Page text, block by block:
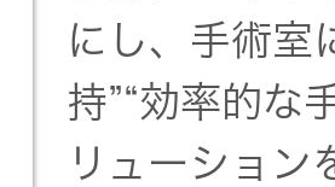
にし、手術室
持”“効率的な
リューション